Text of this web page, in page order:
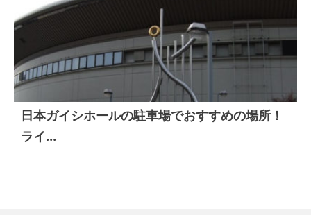
日本ガイシホールの駐車場でおすすめの場所！
ライ...